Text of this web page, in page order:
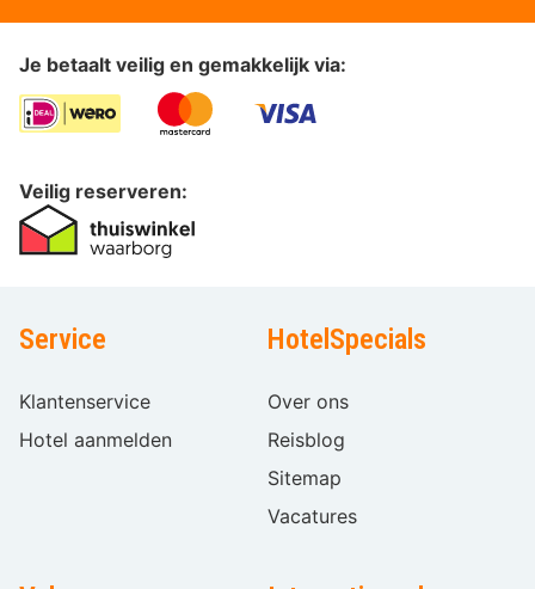
Je betaalt veilig en gemakkelijk via:
Veilig reserveren:
Service
Klantenservice
Hotel aanmelden
HotelSpecials
Over ons
Reisblog
Sitemap
Vacatures